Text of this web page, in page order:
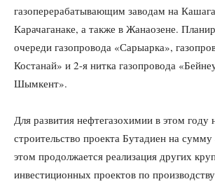
газоперерабатывающим заводам на
Карачаганаке, а также в Жанаозене.
очереди газопровода «Сарыарка»,
Костанай» и 2-я нитка газопровода
Шымкент».
Для развития нефтегазохимии в этом году
строительство проекта Бутадиен на
этом продолжается реализация других
инвестиционных проектов по